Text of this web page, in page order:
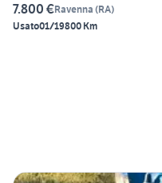
7.800 €Ravenna (RA)
Usato01/19800 Km